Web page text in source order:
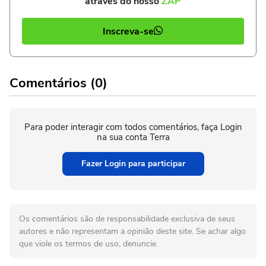
Inscreva-se
Comentários (0)
Para poder interagir com todos comentários, faça Login
na sua conta Terra
Fazer Login para participar
Os comentários são de responsabilidade exclusiva de seus
autores e não representam a opinião deste site. Se achar algo
que viole os termos de uso, denuncie.